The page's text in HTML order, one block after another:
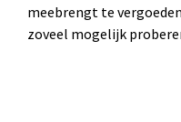
meebrengt te
zoveel mogelijk